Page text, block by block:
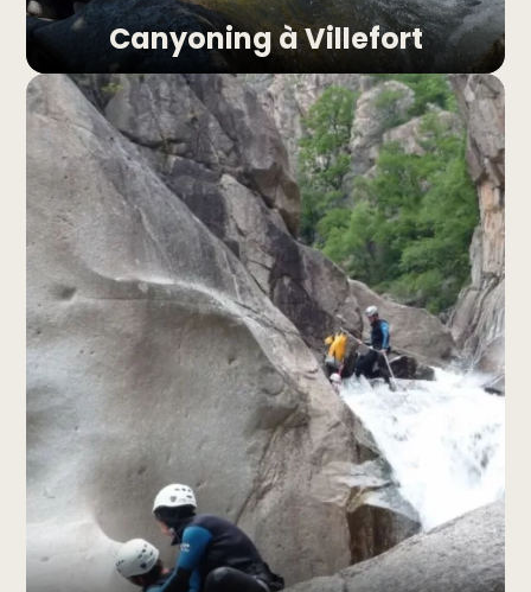
Canyoning à Villefort